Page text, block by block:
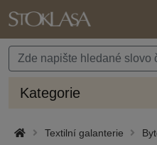
Kategorie
Textilní galanterie